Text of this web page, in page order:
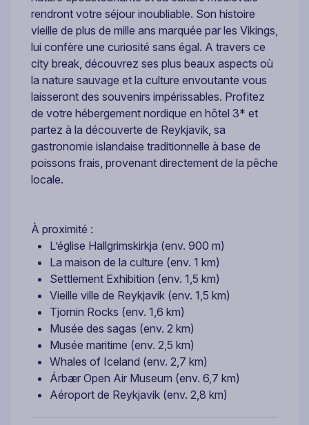
rendront votre séjour inoubliable. Son histoire
vieille de plus de mille ans marquée par les Vikings,
lui confère une curiosité sans égal. A travers ce
city break, découvrez ses plus beaux aspects où
la nature sauvage et la culture envoutante vous
laisseront des souvenirs impérissables. Profitez
de votre hébergement nordique en hôtel 3* et
partez à la découverte de Reykjavik, sa
gastronomie islandaise traditionnelle à base de
poissons frais, provenant directement de la pêche
locale.
À proximité :
L’église Hallgrimskirkja (env. 900 m)
La maison de la culture (env. 1 km)
Settlement Exhibition (env. 1,5 km)
Vieille ville de Reykjavik (env. 1,5 km)
Tjornin Rocks (env. 1,6 km)
Musée des sagas (env. 2 km)
Musée maritime (env. 2,5 km)
Whales of Iceland (env. 2,7 km)
Árbær Open Air Museum (env. 6,7 km)
Aéroport de Reykjavik (env. 2,8 km)